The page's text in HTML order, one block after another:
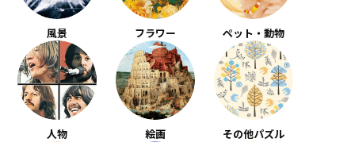
風景 フラワー ペット・動物
人物 絵画 その他パズル